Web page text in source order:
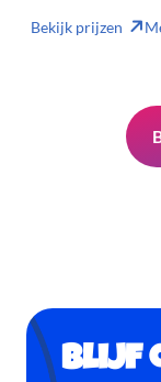
Bekijk prijzen
Blijf